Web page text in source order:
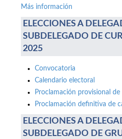
Más información
ELECCIONES A
SUBDELEGADO DE
2025
Convocatoria
Calendario electoral
Proclamación provisional
Proclamación definitiva de
ELECCIONES A
SUBDELEGADO DE